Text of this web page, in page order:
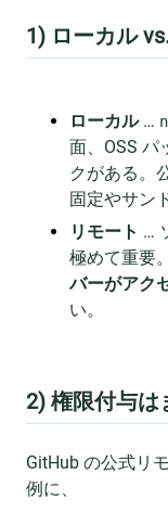
1) ローカル
ローカル…
面、OSS パ
クがある。
固定やサン
リモート …
極めて重要
バーがアク
い。
2) 権限付与は
GitHub の公式リ
例に、